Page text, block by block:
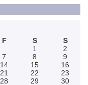
F S
S
1
2
7 8
9
14 15
16
21 22
23
28 29 30